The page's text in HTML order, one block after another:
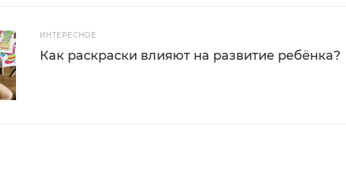
ИНТЕРЕСНОЕ
Как раскраски влияют на развитие ребёнка?